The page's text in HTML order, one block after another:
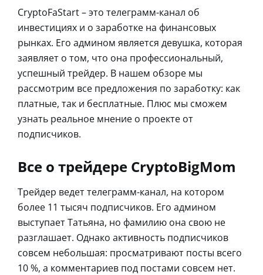
CryptoFaStart – это телеграмм-канал об
инвестициях и о заработке на финансовых
рынках. Его админом является девушка, которая
заявляет о том, что она профессиональный,
успешный трейдер. В нашем обзоре мы
рассмотрим все предложения по заработку: как
платные, так и бесплатные. Плюс мы сможем
узнать реальное мнение о проекте от
подписчиков.
Все о трейдере CryptoBigMom
Трейдер ведет телеграмм-канал, на котором
более 11 тысяч подписчиков. Его админом
выступает Татьяна, но фамилию она свою не
разглашает. Однако активность подписчиков
совсем небольшая: просматривают посты всего
10 %, а комментариев под постами совсем нет.